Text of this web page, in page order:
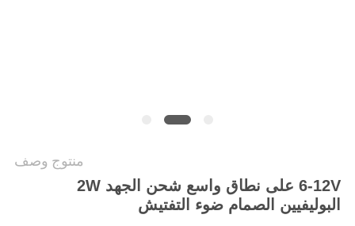
منتوج وصف
6-12V على نطاق واسع شحن الجهد 2W
البوليفيين الصمام ضوء التفتيش